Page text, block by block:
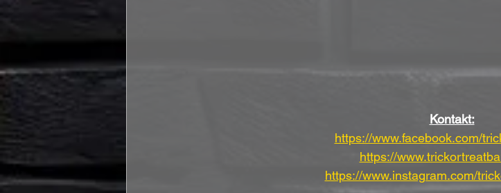
Kontakt:
https://www.facebook.com/
https://
https://www.instagram.com/